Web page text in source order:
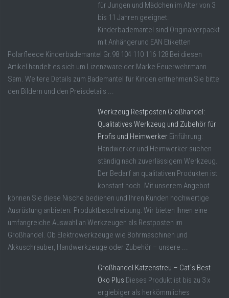
für Jungen und Mädchen im Alter von 3
bis 11 Jahren geeignet.
Kinderbademantel sind Originalverpackt
mit Anhängerund EAN Etiketten
Polarfleece Kinderbademantel Gr.98 104 110 116 128 Bei diesen
Artikel handelt es sich um Lizenzware der Marke Feuerwehrmann
Sam. Weitere Details zum Bademantel für Kinden entnehmen Sie bitte
den Bildern und den Preisdetails ...
Werkzeug Restposten Großhandel:
Qualitatives Werkzeug und Zubehör für
Profis und Heimwerker Einführung:
Handwerker und Heimwerker suchen
ständig nach zuverlässigem Werkzeug.
Der Bedarf an qualitativen Produkten ist
konstant hoch. Mit unserem Angebot
können Sie diese Nische bedienen und Ihren Kunden hochwertige
Ausrüstung anbieten. Produktbeschreibung: Wir bieten Ihnen eine
umfangreiche Auswahl an Werkzeugen als Restposten im
Großhandel. Ob Elektrowerkzeuge wie Bohrmaschinen und
Akkuschrauber, Handwerkzeuge oder Zubehör – unsere ...
Großhandel Katzenstreu – Cat`s Best
Öko Plus Dieses Produkt ist bis zu 3 x
ergiebiger als herkömmliches